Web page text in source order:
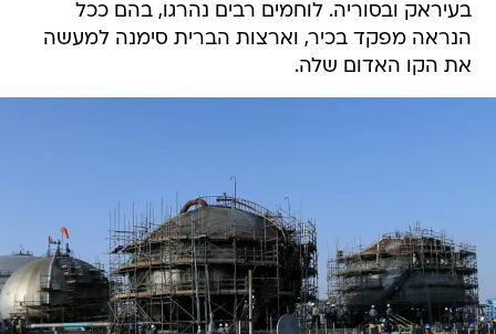
בעיראק ובסוריה. לוחמים רבים נהרגו, בהם ככל
הנראה מפקד בכיר, וארצות הברית סימנה למעשה
את הקו האדום שלה.